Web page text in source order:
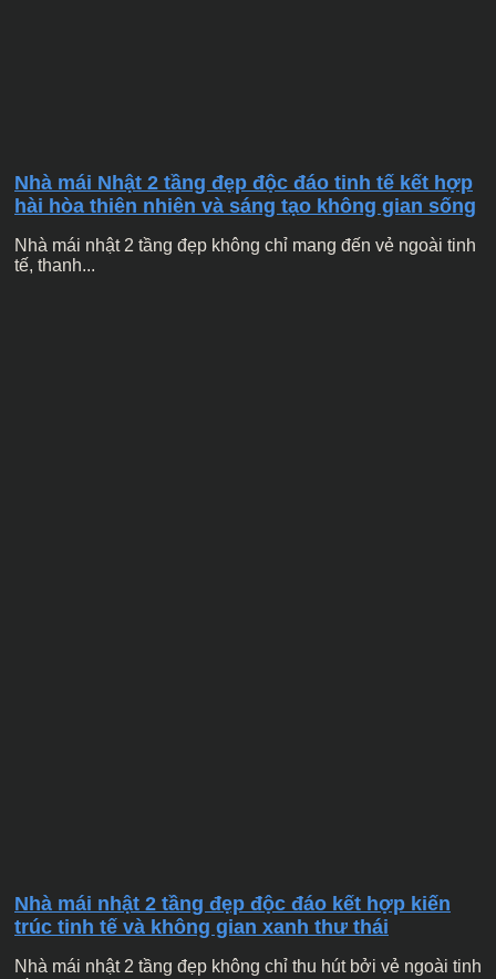
Nhà mái Nhật 2 tầng đẹp độc đáo tinh tế kết hợp
hài hòa thiên nhiên và sáng tạo không gian sống
Nhà mái nhật 2 tầng đẹp không chỉ mang đến vẻ ngoài tinh
tế, thanh...
Nhà mái nhật 2 tầng đẹp độc đáo kết hợp kiến
trúc tinh tế và không gian xanh thư thái
Nhà mái nhật 2 tầng đẹp không chỉ thu hút bởi vẻ ngoài tinh